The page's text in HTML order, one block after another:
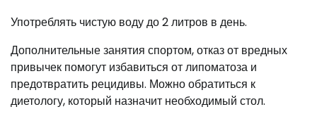
Употреблять чистую воду до 2 литров в день.
Дополнительные занятия спортом, отказ от вредных
привычек помогут избавиться от липоматоза и
предотвратить рецидивы. Можно обратиться к
диетологу, который назначит необходимый стол.